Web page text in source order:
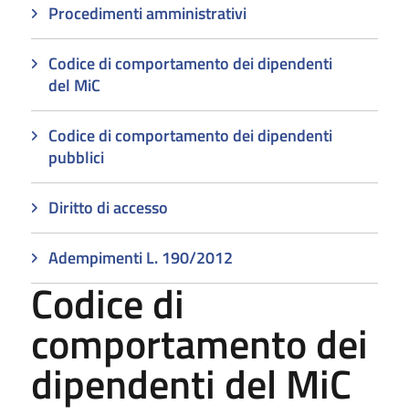
Procedimenti amministrativi
Codice di comportamento dei dipendenti
del MiC
Codice di comportamento dei dipendenti
pubblici
Diritto di accesso
Adempimenti L. 190/2012
Codice di
comportamento dei
dipendenti del MiC